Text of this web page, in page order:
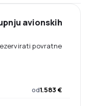
avionskih
povratne
od1.583 €